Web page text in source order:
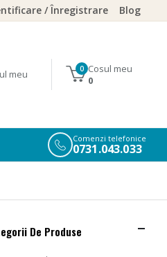
/ Înregistrare Blog
0 Cosul meu
0
Comenzi telefonice
0731.043.033
De Produse